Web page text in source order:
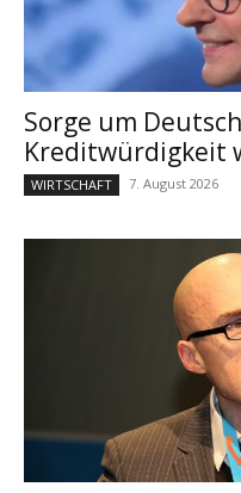
Sorge um
Kreditwürdigkeit
WIRTSCHAFT 7. August 2026